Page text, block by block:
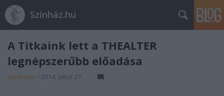
Színház.hu
A Titkaink lett a THEALTER
legnépszerűbb előadása
szinhazhu • 2014. július 27.